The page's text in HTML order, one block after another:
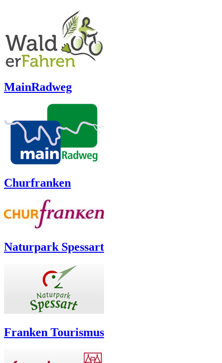
MainRadweg
Churfranken
Naturpark Spessart
Franken Tourismus